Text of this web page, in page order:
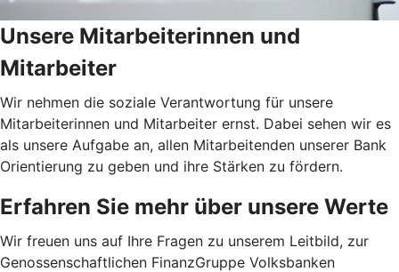
Unsere Mitarbeiterinnen und
Mitarbeiter
Wir nehmen die soziale Verantwortung für unsere
Mitarbeiterinnen und Mitarbeiter ernst. Dabei sehen wir es
als unsere Aufgabe an, allen Mitarbeitenden unserer Bank
Orientierung zu geben und ihre Stärken zu fördern.
Erfahren Sie mehr über unsere Werte
Wir freuen uns auf Ihre Fragen zu unserem Leitbild, zur
Genossenschaftlichen FinanzGruppe Volksbanken